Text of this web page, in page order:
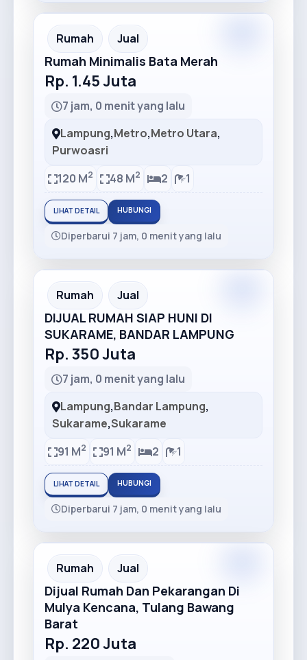
Recommended
Rumah Jual
Rumah Minimalis Bata Merah
Rp. 1.45 Juta
7 jam, 0 menit yang lalu
Lampung,Metro,Metro Utara,
Purwoasri
120 M2 48 M2 2 1
LIHAT DETAIL HUBUNGI
Diperbarui 7 jam, 0 menit yang lalu
Recommended
Rumah Jual
DIJUAL RUMAH SIAP HUNI DI
SUKARAME, BANDAR LAMPUNG
Rp. 350 Juta
7 jam, 0 menit yang lalu
Lampung,Bandar Lampung,
Sukarame,Sukarame
91 M2 91 M2 2 1
LIHAT DETAIL HUBUNGI
Diperbarui 7 jam, 0 menit yang lalu
Recommended
Rumah Jual
Dijual Rumah Dan Pekarangan Di
Mulya Kencana, Tulang Bawang
Barat
Rp. 220 Juta